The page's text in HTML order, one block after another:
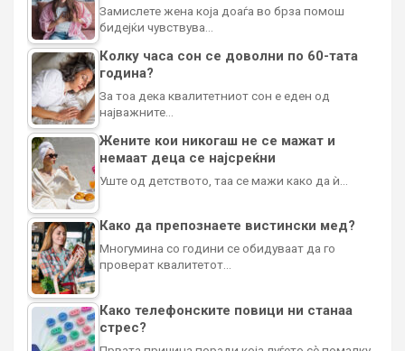
Замислете жена која доаѓа во брза помош
бидејќи чувствува…
Колку часа сон се доволни по 60-тата
година?
За тоа дека квалитетниот сон е еден од
најважните…
Жените кои никогаш не се мажат и
немаат деца се најсреќни
Уште од детството, таа се мажи како да ѝ…
Како да препознаете вистински мед?
Многумина со години се обидуваат да го
проверат квалитетот…
Како телефонските повици ни станаа
стрес?